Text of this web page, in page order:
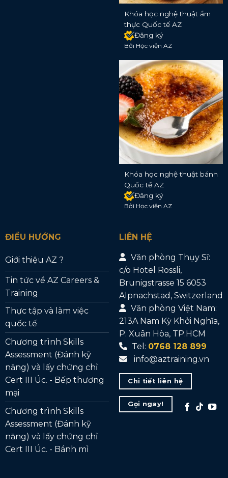
Khóa học nghệ thuật ẩm
thực Quốc tế AZ
Đăng ký
Bởi Học viện AZ
Khóa học nghệ thuật bánh
Quốc tế AZ
Đăng ký
Bởi Học viện AZ
ĐIỀU HƯỚNG
Giới thiệu AZ ?
Tin tức về AZ Careers &
Training
Thực tập và làm việc
quốc tế
Chương trình Skills
Assessment (Đánh kỹ
năng) và lấy chứng chỉ
Cert III Úc. - Bếp thương
mại
Chương trình Skills
Assessment (Đánh kỹ
năng) và lấy chứng chỉ
Cert III Úc. - Bánh mì
LIÊN HỆ
Văn phòng Thụy Sĩ:
c/o Hotel Rossli,
Brunigstrasse 15 6053
Alpnachstad, Switzerland
Văn phòng Việt Nam:
213A Nam Kỳ Khởi Nghĩa,
P. Xuân Hòa, TP.HCM
Tel: 0768 128 899
info@aztraining.vn
Chi tiết liên hệ
Gọi ngay!